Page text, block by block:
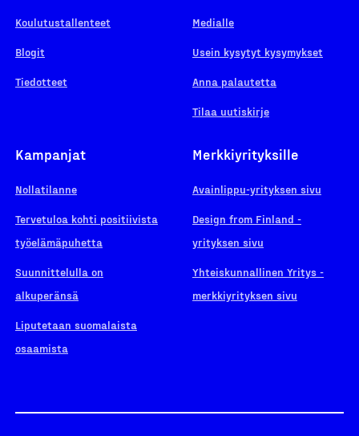
Koulutustallenteet
Blogit
Tiedotteet
Medialle
Usein kysytyt kysymykset
Anna palautetta
Tilaa uutiskirje
Kampanjat
Nollatilanne
Tervetuloa kohti positiivista
työelämäpuhetta
Suunnittelulla on
alkuperänsä
Liputetaan suomalaista
osaamista
Merkkiyrityksille
Avainlippu-yrityksen sivu
Design from Finland -
yrityksen sivu
Yhteiskunnallinen Yritys -
merkkiyrityksen sivu